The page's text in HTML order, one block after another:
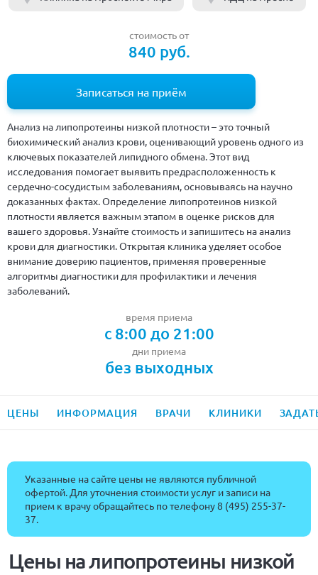
стоимость от
840 руб.
Записаться на приём
Анализ на липопротеины низкой плотности – это точный
биохимический анализ крови, оценивающий уровень одного из
ключевых показателей липидного обмена. Этот вид
исследования помогает выявить предрасположенность к
сердечно-сосудистым заболеваниям, основываясь на научно
доказанных фактах. Определение липопротеинов низкой
плотности является важным этапом в оценке рисков для
вашего здоровья. Узнайте стоимость и запишитесь на анализ
крови для диагностики. Открытая клиника уделяет особое
внимание доверию пациентов, применяя проверенные
алгоритмы диагностики для профилактики и лечения
заболеваний.
время приема
с 8:00 до 21:00
дни приема
без выходных
ЦЕНЫ ИНФОРМАЦИЯ ВРАЧИ КЛИНИКИ
Указанные на сайте цены не являются публичной
офертой. Для уточнения стоимости услуг и записи на
прием к врачу обращайтесь по телефону8 (495) 255-37-
37.
Цены на липопротеины низкой